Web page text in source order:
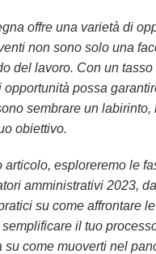
offre una varietà di
non sono solo una
del lavoro. Con un
opportunità possa
sembrare un
obiettivo.
articolo, esploreremo le
amministrativi 2023,
su come affrontare
il tuo
su come muoverti nel